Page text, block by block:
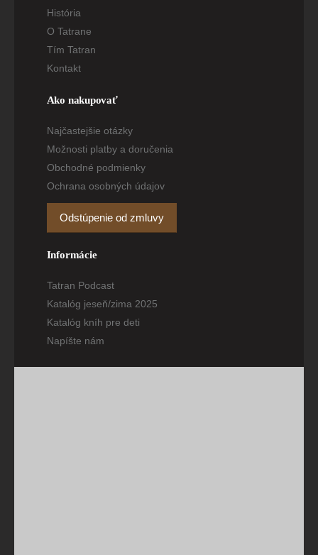
História
O Tatrane
Tím Tatran
Kontakt
Ako nakupovať
Najčastejšie otázky
Možnosti platby a doručenia
Obchodné podmienky
Ochrana osobných údajov
Odstúpenie od zmluvy
Informácie
Tatran Podcast
Katalóg jeseň/zima 2025
Katalóg kníh pre deti
Napíšte nám